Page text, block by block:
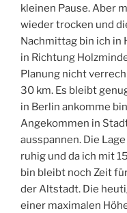
kleinen Pause. Aber
wieder trocken und
Nachmittag bin ich in
in Richtung
Planung nicht
30 km. Es bleibt
in Berlin ankomme
Angekommen in
ausspannen. Die
ruhig und da ich mit
bin bleibt noch Zeit
der Altstadt. Die
einer maximalen